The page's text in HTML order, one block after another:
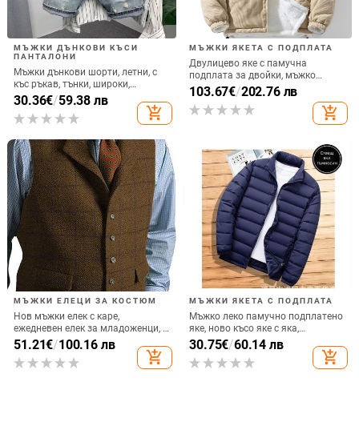
МЪЖКИ ДЪНКОВИ КЪСИ
ПАНТАЛОНИ
Мъжки дънкови шорти, летни, с
къс ръкав, тънки, широки,
модерни, маркови, с пет точки,
корейски стил, скъсани,
еластични, 5 красиви
30.36€/59.38 лв
add_shopping_cart
МЪЖКИ ЯКЕТА С ПОДПЛАТА
Двулицево яке с памучна
подплата за двойки, мъжко
зимно яке в нов стил с полар,
удебелено и топло, модерно
марково студентско яке с
103.67€/202.76 лв
add_shopping_cart
МЪЖКИ ЕЛЕЦИ ЗА КОСТЮМ
Нов мъжки елек с каре,
ежедневен елек за младоженци, с
тънък крой, британски мъжки
еднореден елек
51.21€/100.16 лв
add_shopping_cart
МЪЖКИ ЯКЕТА С ПОДПЛАТА
Мъжко леко памучно подплатено
яке, ново късо яке с яка,
ежедневно топло, леко памучно
подплатено яке за есен и зима с
качулка, тънко малко памучно
30.75€/60.14 лв
add_shopping_cart